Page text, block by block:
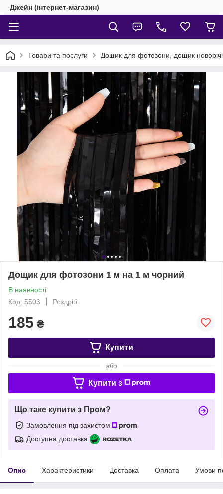
Джейн (інтернет-магазин)
Товари та послуги Дощик для фотозони, дощик
Дощик для фотозони 1 м на 1 м чорний
В наявності
Код: 5503
Роздріб
185 ₴
Купити
або
Купити з
Що таке купити з Пром?
Замовлення під захистом
Доступна доставка
Опис Характеристики Доставка Оплата Умови